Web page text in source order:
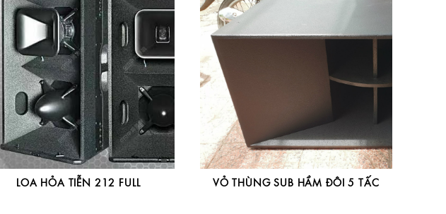
LOA HỎA TIỄN 212 FULL VỎ THÙNG SUB HẦM ĐÔI 5 TẤC